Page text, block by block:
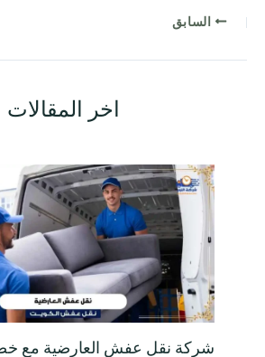
السابق
اخر المقالات
شركة نقل عفش العارضية مع خصم